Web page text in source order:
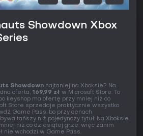
Showdown Xbox
Showdown najtaniej na Xboksie? Na
oferta, 169,99 zł w Microsoft Store. To
keyshop ma ofertę przy mniej niż co
Store sprzedaje praktycznie wszystko
Game Pass, bo przy cenach
tańszy niż pojedynczy tytuł. Na Xboksie
niż co dziesiątej grze, więc zanim
nie wchodzi w Game Pass.